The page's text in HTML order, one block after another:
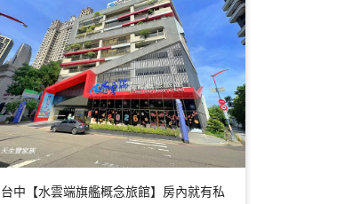
台中【水雲端旗艦概念旅館】房內就有私